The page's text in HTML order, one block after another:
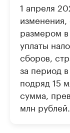
1 апреля
размером
уплаты
сборов,
за период
подряд 15
сумма,
млн рублей.